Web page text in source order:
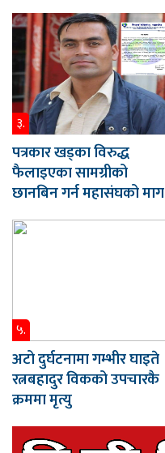
३.
पत्रकार खड्का विरुद्ध
फैलाइएका सामग्रीको
छानबिन गर्न महासंघको माग
५.
अटो दुर्घटनामा गम्भीर घाइते
रत्नबहादुर विकको उपचारकै
क्रममा मृत्यु